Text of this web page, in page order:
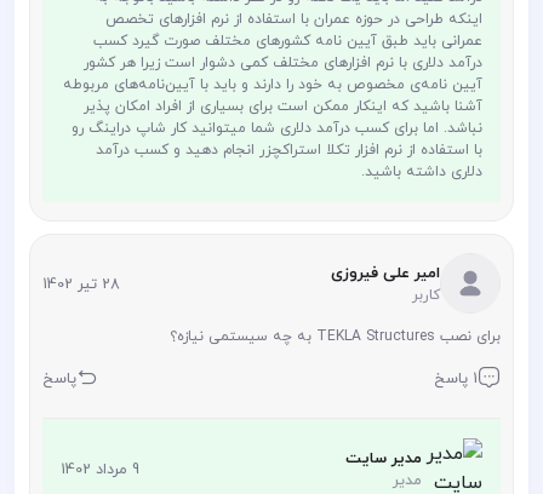
اینکه طراحی در حوزه عمران با استفاده از نرم افزارهای تخصص
عمرانی باید طبق آیین نامه کشورهای مختلف صورت گیرد کسب
درآمد دلاری با نرم افزارهای مختلف کمی دشوار است زیرا هر کشور
آیین نامه‌ی مخصوص به خود را دارند و باید با آیین‌نامه‌های مربوطه
آشنا باشید که اینکار ممکن است برای بسیاری از افراد امکان پذیر
نباشد. اما برای کسب درآمد دلاری شما میتوانید کار شاپ دراینگ رو
با استفاده از نرم افزار تکلا استراکچزر انجام دهید و کسب درآمد
دلاری داشته باشید.
امیر علی فیروزی
کاربر 28 تیر 1402
برای نصب TEKLA Structures به چه سیستمی نیازه؟
1 پاسخ پاسخ
مدیر سایت
مدیر 9 مرداد 1402